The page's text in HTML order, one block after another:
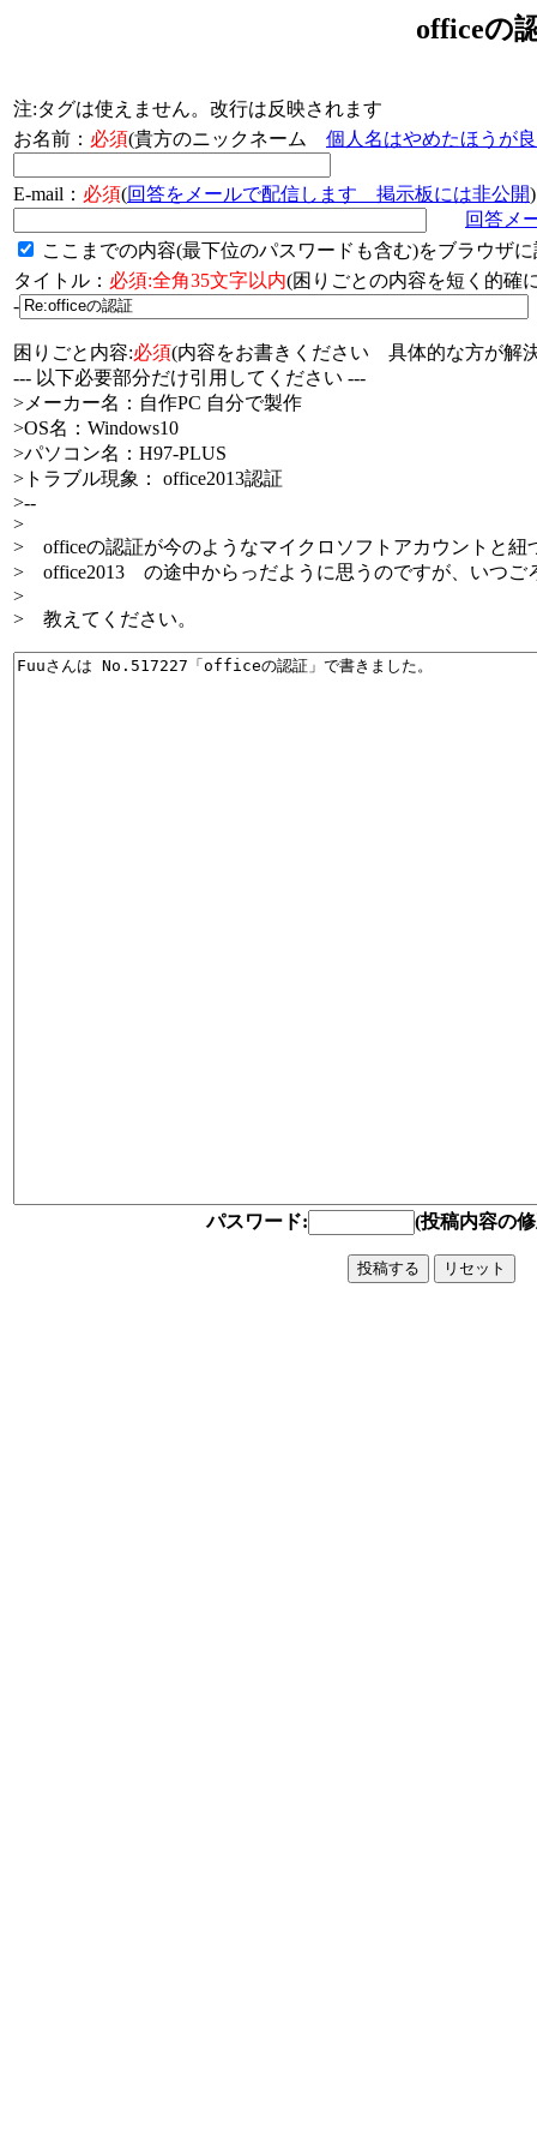
officeの
注:タグは使えません。改行は反映されます
お名前： 必須(貴方のニックネーム 個人名はやめたほうが
E-mail： 必須(回答をメールで配信します 掲示板には非公開)
回答メ
ここまでの内容(最下位のパスワードも含む)をブラウザ
タイトル： 必須:全角35文字以内(困りごとの内容を短く的
-
困りごと内容:必須(内容をお書きください 具体的な方が解
--- 以下必要部分だけ引用してください ---
>メーカー名：自作PC 自分で製作
>OS名：Windows10
>パソコン名：H97-PLUS
>トラブル現象： office2013認証
>--
>
> officeの認証が今のようなマイクロソフトアカウントと紐
> office2013 の途中からっだように思うのですが、いつご
>
> 教えてください。
パスワード: (投稿内容の